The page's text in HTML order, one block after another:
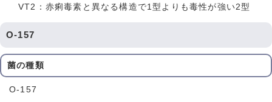
VT2：赤痢毒素と異なる構造で1型よりも毒性が強い2型
O-157
菌の種類
O-157